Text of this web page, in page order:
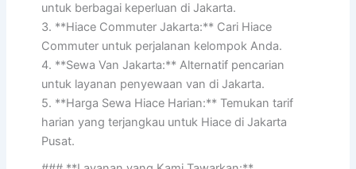
untuk berbagai keperluan di Jakarta.
3. **Hiace Commuter Jakarta:** Cari Hiace
Commuter untuk perjalanan kelompok Anda.
4. **Sewa Van Jakarta:** Alternatif pencarian
untuk layanan penyewaan van di Jakarta.
5. **Harga Sewa Hiace Harian:** Temukan tarif
harian yang terjangkau untuk Hiace di Jakarta
Pusat.